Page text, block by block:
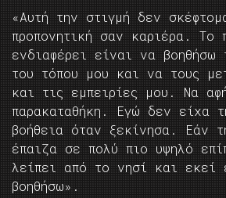
«Αυτή την στιγμή δεν
προπονητική σαν καριέρα. Το
ενδιαφέρει είναι να βοηθήσω
του τόπου μου και να τους
και τις εμπειρίες μου. Να
παρακαταθήκη. Εγώ δεν είχα
βοήθεια όταν ξεκίνησα. Εάν
έπαιζα σε πολύ πιο υψηλό
λείπει από το νησί και εκεί
βοηθήσω».